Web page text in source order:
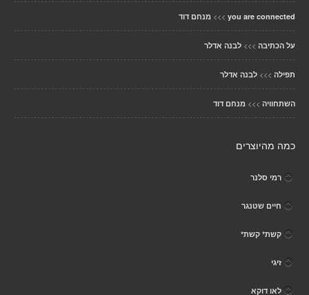
you are connected
>>> מנחם דוד
על הכתיבה >>> לבנה אדלר
תפילה >>> לבנה אדלר
השתחוויה >>> מנחם דוד
כמה מהיוצרים
רמי סלנר
חיים שטנגר
קשת* קשת*
זיגי
לאו דוקא